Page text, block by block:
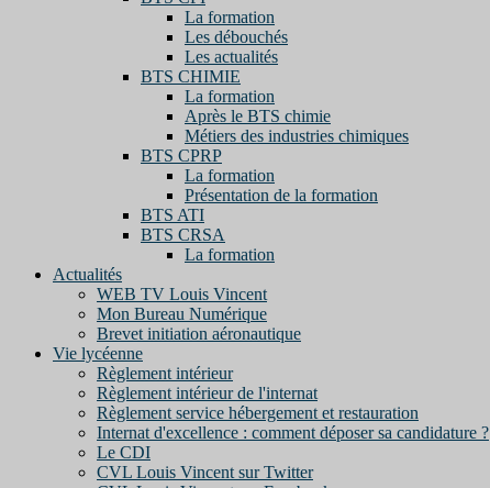
La formation
Les débouchés
Les actualités
BTS CHIMIE
La formation
Après le BTS chimie
Métiers des industries chimiques
BTS CPRP
La formation
Présentation de la formation
BTS ATI
BTS CRSA
La formation
Actualités
WEB TV Louis Vincent
Mon Bureau Numérique
Brevet initiation aéronautique
Vie lycéenne
Règlement intérieur
Règlement intérieur de l'internat
Règlement service hébergement et restauration
Internat d'excellence : comment déposer sa candidature ?
Le CDI
CVL Louis Vincent sur Twitter